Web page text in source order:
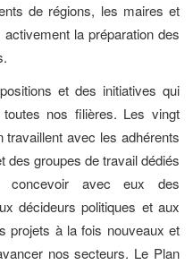
de régions, les maires et
la préparation des
et des initiatives qui
toutes nos filières. Les vingt
travaillent avec les adhérents
groupes de travail dédiés
concevoir avec eux des
décideurs politiques et aux
projets à la fois nouveaux et
nos secteurs. Le Plan